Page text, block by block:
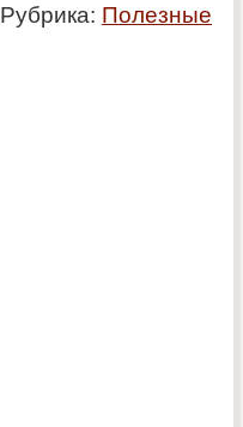
Рубрика: Полезные